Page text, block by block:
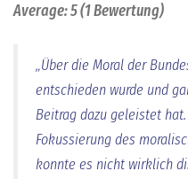
Average:5(1Bewertung)
„Über die Moral der
entschieden wurde und
Beitrag dazu geleistet
Fokussierung des
konnte es nicht wirklich